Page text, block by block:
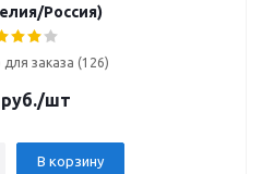
Россия)
заказа (126)
/шт
В корзину